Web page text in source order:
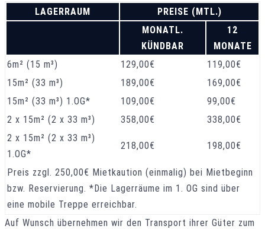
LAGERRAUM
PREISE (MTL.)
MONATL.
KÜNDBAR
12
MONATE
6m² (15 m³)
129,00€
119,00€
15m² (33 m³)
189,00€
169,00€
15m² (33 m³) 1.OG*
109,00€
99,00€
2 x 15m² (2 x 33 m³)
358,00€
338,00€
2 x 15m² (2 x 33 m³)
1.OG*
218,00€ 198,00€
Preis zzgl. 250,00€ Mietkaution (einmalig) bei Mietbeginn
bzw. Reservierung. *Die Lagerräume im 1. OG sind über
eine mobile Treppe erreichbar.
Auf Wunsch übernehmen wir den Transport ihrer Güter zum